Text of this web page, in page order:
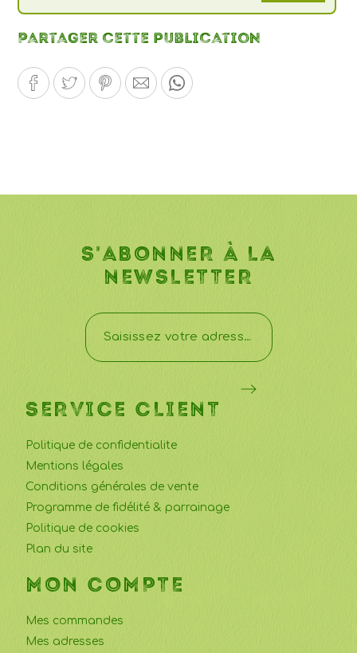
Partager cette publication
S'ABONNER À LA
NEWSLETTER
SERVICE CLIENT
Politique de confidentialite
Mentions légales
Conditions générales de vente
Programme de fidélité & parrainage
Politique de cookies
Plan du site
MON COMPTE
Mes commandes
Mes adresses